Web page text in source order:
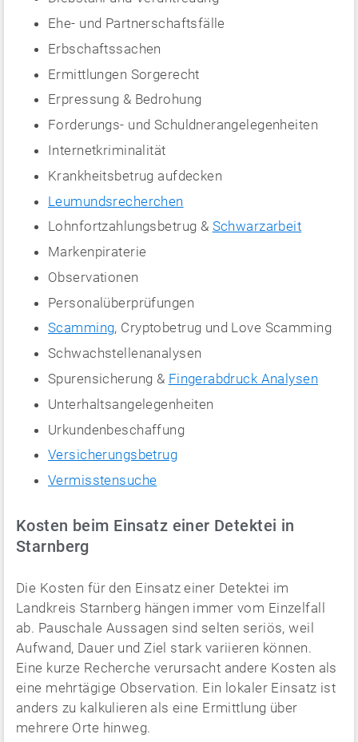
Ehe- und Partnerschaftsfälle
Erbschaftssachen
Ermittlungen Sorgerecht
Erpressung & Bedrohung
Forderungs- und Schuldnerangelegenheiten
Internetkriminalität
Krankheitsbetrug aufdecken
Leumundsrecherchen
Lohnfortzahlungsbetrug & Schwarzarbeit
Markenpiraterie
Observationen
Personalüberprüfungen
Scamming, Cryptobetrug und Love Scamming
Schwachstellenanalysen
Spurensicherung & Fingerabdruck Analysen
Unterhaltsangelegenheiten
Urkundenbeschaffung
Versicherungsbetrug
Vermisstensuche
Kosten beim Einsatz einer Detektei in
Starnberg
Die Kosten für den Einsatz einer Detektei im
Landkreis Starnberg hängen immer vom Einzelfall
ab. Pauschale Aussagen sind selten seriös, weil
Aufwand, Dauer und Ziel stark variieren können.
Eine kurze Recherche verursacht andere Kosten als
eine mehrtägige Observation. Ein lokaler Einsatz ist
anders zu kalkulieren als eine Ermittlung über
mehrere Orte hinweg.